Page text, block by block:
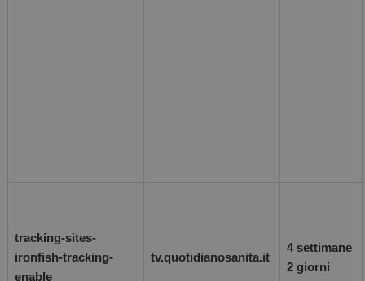
tracking-sites-
ironfish-tracking-
enable
tv.quotidianosanita.it
4 settimane
2 giorni